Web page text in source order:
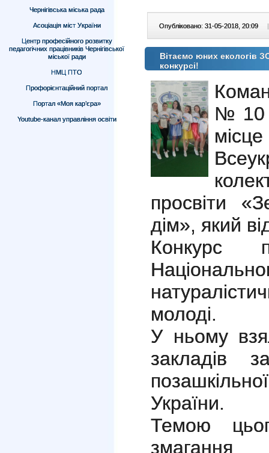
Чернігівська міська рада
Асоціація міст України
Центр професійного розвитку
педагогічних працівників Чернігівської
міської ради
НМЦ ПТО
Профорієнтаційний портал
Портал «Моя кар’єра»
Youtube-канал управління освіти
Опубліковано: 31-05-2018, 20:09 |
Вітаємо юних екологів
конкурсі!
№10
просвіти
дім», який
Конкурс
молоді.
У ньому
закладів
України.
Темою